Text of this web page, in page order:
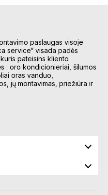
paslaugas visoje
service“ visada padės
pateisins kliento
: oro kondicionieriai, šilumos
oras vanduo,
jų montavimas, priežiūra ir